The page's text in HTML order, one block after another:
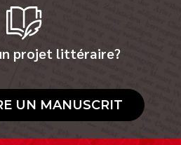
projet littéraire?
UN MANUSCRIT